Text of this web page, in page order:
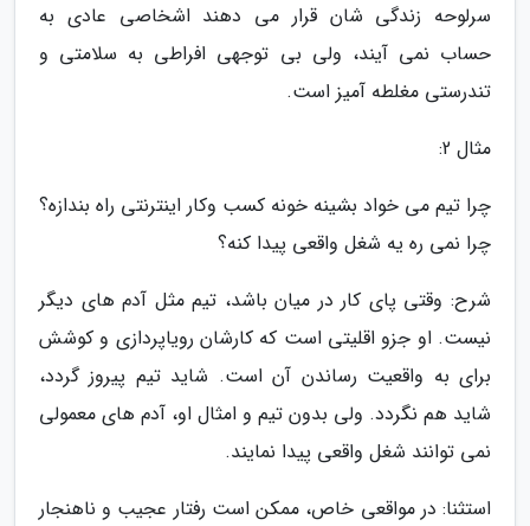
سرلوحه زندگی شان قرار می دهند اشخاصی عادی به
حساب نمی آیند، ولی بی توجهی افراطی به سلامتی و
تندرستی مغلطه آمیز است.
مثال 2:
چرا تیم می خواد بشینه خونه کسب وکار اینترنتی راه بندازه؟
چرا نمی ره یه شغل واقعی پیدا کنه؟
شرح: وقتی پای کار در میان باشد، تیم مثل آدم های دیگر
نیست. او جزو اقلیتی است که کارشان رویاپردازی و کوشش
برای به واقعیت رساندن آن است. شاید تیم پیروز گردد،
شاید هم نگردد. ولی بدون تیم و امثال او، آدم های معمولی
نمی توانند شغل واقعی پیدا نمایند.
استثنا: در مواقعی خاص، ممکن است رفتار عجیب و ناهنجار